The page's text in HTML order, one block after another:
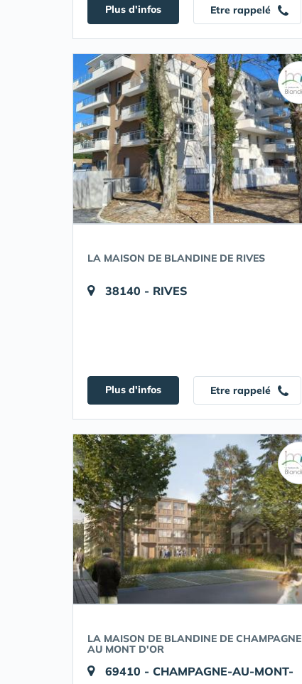
Plus d'infos Etre rappelé
LA MAISON DE BLANDINE DE RIVES
38140 - RIVES
Plus d'infos Etre rappelé
LA MAISON DE BLANDINE DE CHAMPAGNE
AU MONT D'OR
69410 - CHAMPAGNE-AU-MONT-